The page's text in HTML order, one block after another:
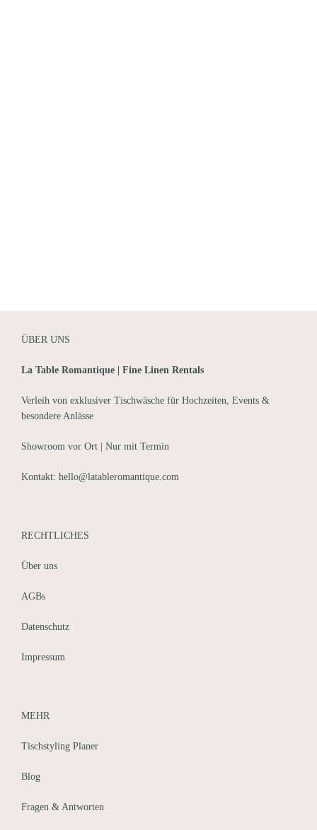
ÜBER UNS
La Table Romantique | Fine Linen Rentals
Verleih von exklusiver Tischwäsche für Hochzeiten, Events &
besondere Anlässe
Showroom vor Ort | Nur mit Termin
Kontakt: hello@latableromantique.com
RECHTLICHES
Über uns
AGBs
Datenschutz
Impressum
MEHR
Tischstyling Planer
Blog
Fragen & Antworten